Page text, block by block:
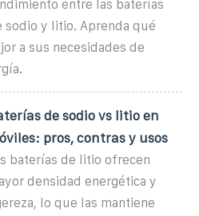
entre las baterías
sodio y litio. Aprenda qué
a sus necesidades de
de sodio vs litio en
pros, contras y usos
baterías de litio ofrecen
densidad energética y
lo que las mantiene